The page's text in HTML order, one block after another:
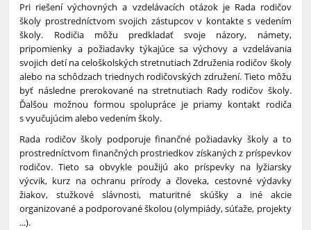
Pri riešení výchovných a vzdelávacích otázok je Rada rodičov
školy prostredníctvom svojich zástupcov v kontakte s vedením
školy. Rodičia môžu predkladať svoje názory, námety,
pripomienky a požiadavky týkajúce sa výchovy a vzdelávania
svojich detí na celoškolských stretnutiach Združenia rodičov školy
alebo na schôdzach triednych rodičovských združení. Tieto môžu
byť následne prerokované na stretnutiach Rady rodičov školy.
Ďalšou možnou formou spolupráce je priamy kontakt rodiča
s vyučujúcim alebo vedením školy.
Rada rodičov školy podporuje finančné požiadavky školy a to
prostredníctvom finančných prostriedkov získaných z príspevkov
rodičov. Tieto sa obvykle použijú ako príspevky na lyžiarsky
výcvik, kurz na ochranu prírody a človeka, cestovné výdavky
žiakov, stužkové slávnosti, maturitné skúšky a iné akcie
organizované a podporované školou (olympiády, súťaže, projekty
...).